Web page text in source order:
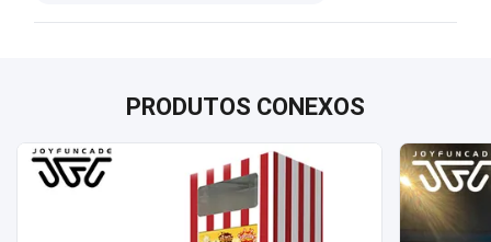
PRODUTOS CONEXOS